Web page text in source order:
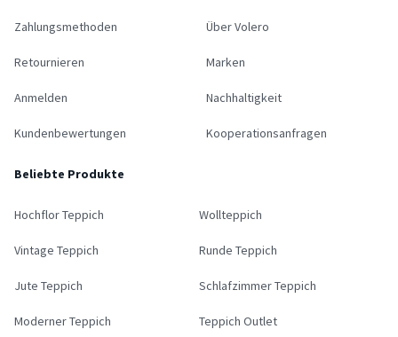
Zahlungsmethoden
Retournieren
Anmelden
Kundenbewertungen
Über Volero
Marken
Nachhaltigkeit
Kooperationsanfragen
Beliebte Produkte
Hochflor Teppich Wollteppich
Vintage Teppich Runde Teppich
Jute Teppich Schlafzimmer Teppich
Moderner Teppich Teppich Outlet